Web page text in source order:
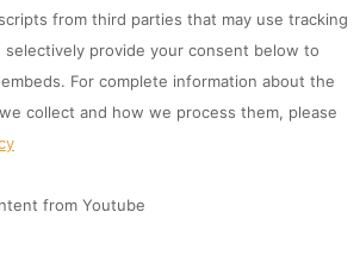
from third parties that may use tracking
selectively provide your consent below to
For complete information about the
collect and how we process them, please
from Youtube